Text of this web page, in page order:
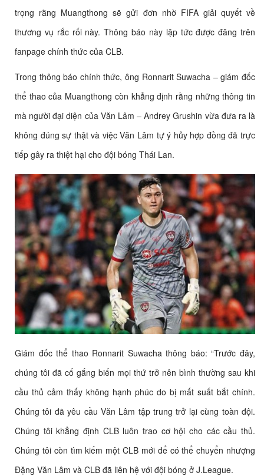
trọng rằng Muangthong sẽ gửi đơn nhờ FIFA giải quyết về
thương vụ rắc rối này. Thông báo này lập tức được đăng trên
fanpage chính thức của CLB.
Trong thông báo chính thức, ông Ronnarit Suwacha – giám đốc
thể thao của Muangthong còn khẳng định rằng những thông tin
mà người đại diện của Văn Lâm – Andrey Grushin vừa đưa ra là
không đúng sự thật và việc Văn Lâm tự ý hủy hợp đồng đã trực
tiếp gây ra thiệt hại cho đội bóng Thái Lan.
Giám đốc thể thao Ronnarit Suwacha thông báo: “Trước đây,
chúng tôi đã cố gắng biến mọi thứ trở nên bình thường sau khi
cầu thủ cảm thấy không hạnh phúc do bị mất suất bắt chính.
Chúng tôi đã yêu cầu Văn Lâm tập trung trở lại cùng toàn đội.
Chúng tôi khẳng định CLB luôn trao cơ hội cho các cầu thủ.
Chúng tôi còn tìm kiếm một CLB mới để có thể chuyển nhượng
Đặng Văn Lâm và CLB đã liên hệ với đội bóng ở J.League.